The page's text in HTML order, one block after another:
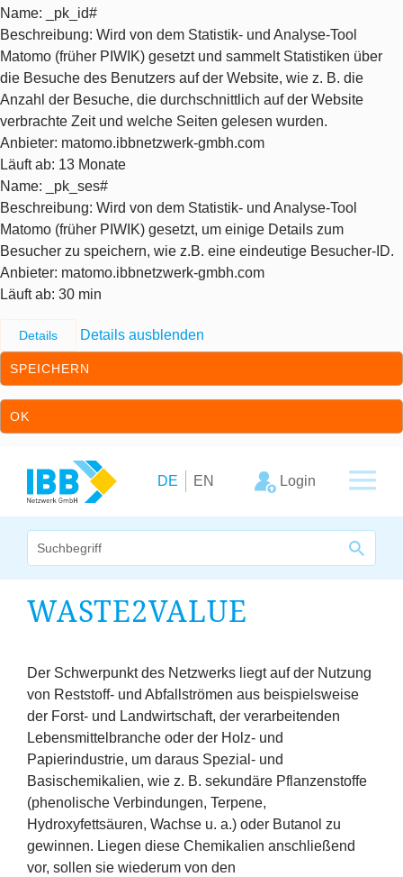
Name: _pk_id#
Beschreibung: Wird von dem Statistik- und Analyse-Tool
Matomo (früher PIWIK) gesetzt und sammelt Statistiken über
die Besuche des Benutzers auf der Website, wie z. B. die
Anzahl der Besuche, die durchschnittlich auf der Website
verbrachte Zeit und welche Seiten gelesen wurden.
Anbieter: matomo.ibbnetzwerk-gmbh.com
Läuft ab: 13 Monate
Name: _pk_ses#
Beschreibung: Wird von dem Statistik- und Analyse-Tool
Matomo (früher PIWIK) gesetzt, um einige Details zum
Besucher zu speichern, wie z.B. eine eindeutige Besucher-ID.
Anbieter: matomo.ibbnetzwerk-gmbh.com
Läuft ab: 30 min
Details Details ausblenden
SPEICHERN
OK
DE EN Login
Unternehmen
Cluster
Leistungsangebot
Arbeitskreise
Erfolge
Fördermöglichkeiten
WASTE2VALUE
Der Schwerpunkt des Netzwerks liegt auf der Nutzung
von Reststoff- und Abfallströmen aus beispielsweise
der Forst- und Landwirtschaft, der verarbeitenden
Lebensmittelbranche oder der Holz- und
Papierindustrie, um daraus Spezial- und
Basischemikalien, wie z. B. sekundäre Pflanzenstoffe
(phenolische Verbindungen, Terpene,
Hydroxyfettsäuren, Wachse u. a.) oder Butanol zu
gewinnen. Liegen diese Chemikalien anschließend
vor, sollen sie wiederum von den